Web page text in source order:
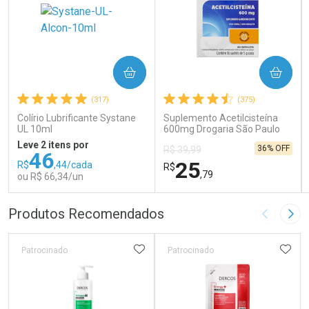
(317)
Colírio Lubrificante Systane
UL 10ml
Leve 2 itens por
R$46,44/cada
ou R$ 66,34/un
COMPRAR
FECHAR
FECHAR
Por Menos
(375)
Suplemento Acetilcisteína
600mg Drogaria São Paulo
R$ 39,99
R$25,79
36% OFF
COMPRAR
Por Menos
Produtos Recomendados Imagem
Patrocinado ADICIONAR AOS FAVORITOS
Patrocinado